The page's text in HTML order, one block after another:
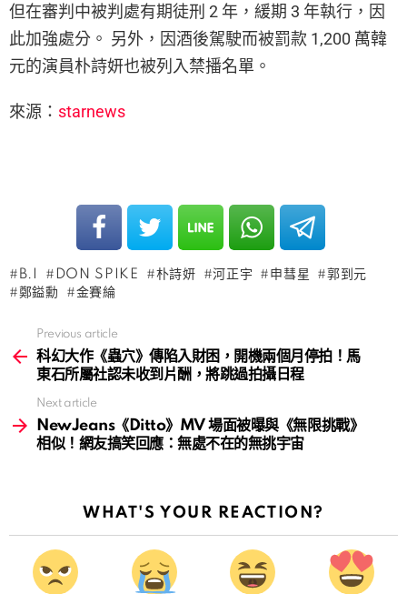
但在審判中被判處有期徒刑 2 年，緩期 3 年執行，因
此加強處分。 另外，因酒後駕駛而被罰款 1,200 萬韓
元的演員朴詩妍也被列入禁播名單。
來源： starnews
B.I DON SPIKE 朴詩妍 河正宇 申彗星
郭到元
鄭鎰勳
金賽綸
more
Previous article
科幻大作《蟲穴》傳陷入財困，開機兩個月停拍！馬
東石所屬社認未收到片酬，將跳過拍攝日程
Next article
NewJeans《Ditto》MV 場面被曝與《無限挑戰》
相似！網友搞笑回應：無處不在的無挑宇宙
WHAT'S YOUR REACTION?